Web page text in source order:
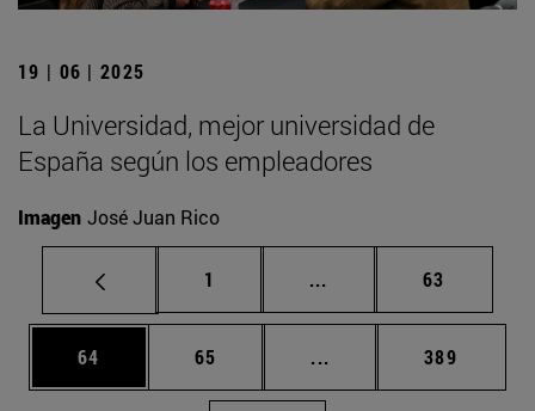
19 | 06 | 2025
La Universidad, mejor universidad de
España según los empleadores
Imagen José Juan Rico
Página
1 ... Páginas intermedias
Página
63
Página
64 Página
65 ... Páginas intermedias
Página
389